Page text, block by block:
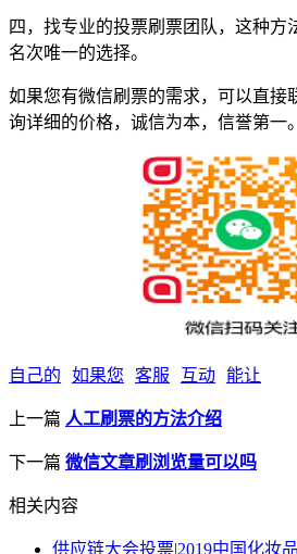
四，找专业的投票刷票团队，这种方
名次唯一的选择。
如果您有微信刷票的需求，可以直接
询详细的价格，诚信为本，信誉第一。
自己的 如果您 客服 互动 能让
上一篇 人工刷票的方法介绍
下一篇 微信文章刷浏览量可以吗
相关内容
供应链大会投票|2019中国化妆